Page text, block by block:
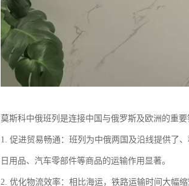
莫斯科中俄班列是连接中国与俄罗斯及欧洲的重
1. 促进贸易畅通：班列为中俄两国及沿线提供了
日用品、汽车零部件等商品的运输作用显著。
2. 优化物流效率：相比海运，铁路运输时间大幅